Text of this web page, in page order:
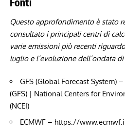
Questo approfondimento è stato
consultato i principali centri di
varie emissioni più recenti
luglio e l’evoluzione dell’ondata
GFS (Global Forecast System) –
(GFS) | National Centers for
(NCEI)
ECMWF – https://